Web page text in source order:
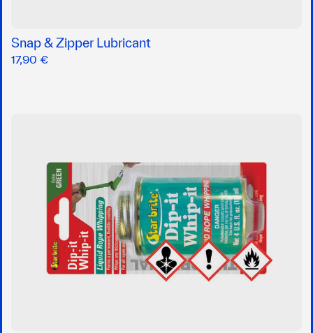
Snap & Zipper Lubricant
17,90 €